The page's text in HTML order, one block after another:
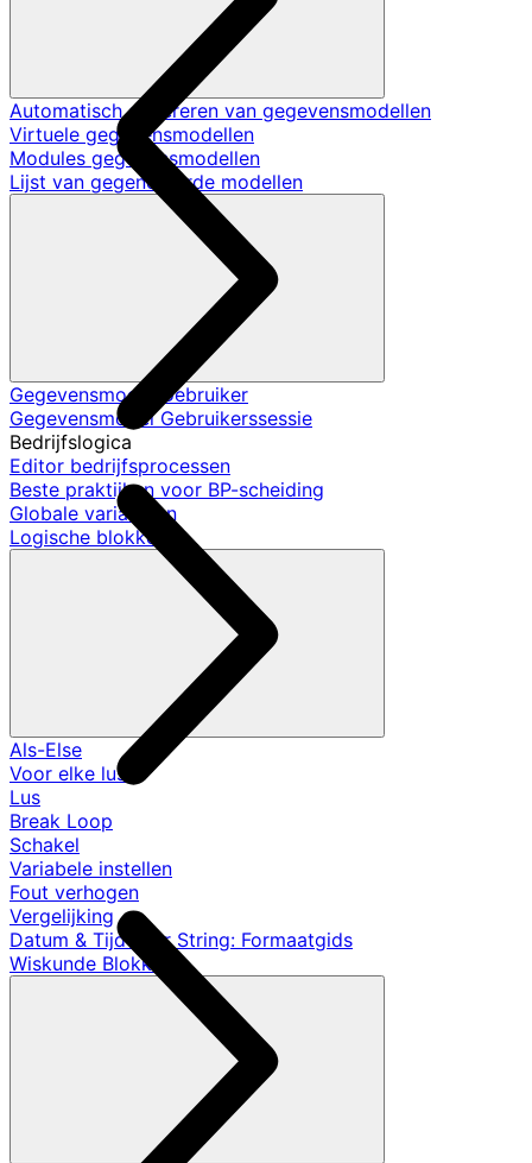
Automatisch genereren van gegevensmodellen
Virtuele gegevensmodellen
Modules gegevensmodellen
Lijst van gegenereerde modellen
Gegevensmodel Gebruiker
Gegevensmodel Gebruikerssessie
Bedrijfslogica
Editor bedrijfsprocessen
Beste praktijken voor BP-scheiding
Globale variabelen
Logische blokken
Als-Else
Voor elke lus
Lus
Break Loop
Schakel
Variabele instellen
Fout verhogen
Vergelijking
Datum & Tijd naar String: Formaatgids
Wiskunde Blokken